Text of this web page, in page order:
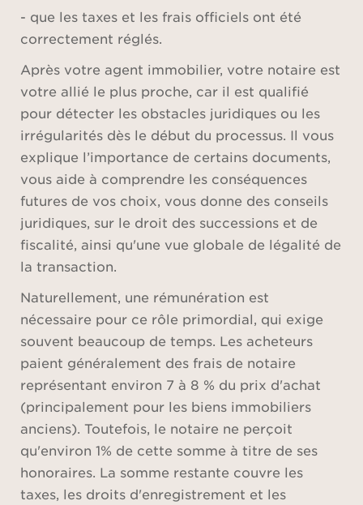
- que les taxes et les frais officiels ont été
correctement réglés.
Après votre agent immobilier, votre notaire est
votre allié le plus proche, car il est qualifié
pour détecter les obstacles juridiques ou les
irrégularités dès le début du processus. Il vous
explique l’importance de certains documents,
vous aide à comprendre les conséquences
futures de vos choix, vous donne des conseils
juridiques, sur le droit des successions et de
fiscalité, ainsi qu'une vue globale de légalité de
la transaction.
Naturellement, une rémunération est
nécessaire pour ce rôle primordial, qui exige
souvent beaucoup de temps. Les acheteurs
paient généralement des frais de notaire
représentant environ 7 à 8 % du prix d'achat
(principalement pour les biens immobiliers
anciens). Toutefois, le notaire ne perçoit
qu'environ 1% de cette somme à titre de ses
honoraires. La somme restante couvre les
taxes, les droits d'enregistrement et les